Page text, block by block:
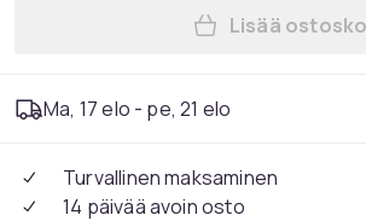
Lisää
Lisää
Ma, 17 elo - pe, 21 elo
Turvallinen maksaminen
14 päivää avoin osto